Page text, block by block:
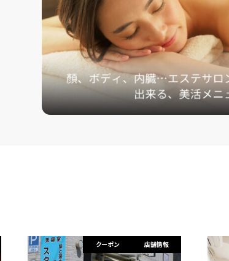
クーポン 店舗情報